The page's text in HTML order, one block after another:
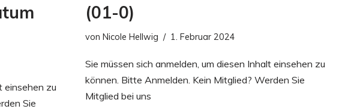
einsehen zu
Sie
(01-0)
von Nicole Hellwig 1. Februar 2024
Sie müssen sich anmelden, um diesen Inhalt einsehen zu
können. Bitte Anmelden. Kein Mitglied? Werden Sie
Mitglied bei uns